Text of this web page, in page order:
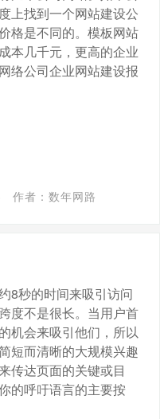
上找到一个网站建设公
格是不同的。模板网站
本几千元，更高的企业
络公司企业网站建设报
作者：数年网路
8秒的时间来吸引访问
度不是很长。当用户首
机会来吸引他们，所以
短而清晰的大规模兴趣
传达页面的关键或目
的呼吁语言的主要按